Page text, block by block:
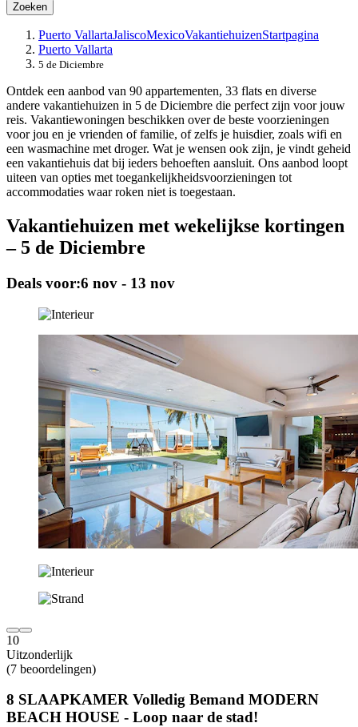
Zoeken
Puerto VallartaJaliscoMexicoVakantiehuizenStartpagina
Puerto Vallarta
5 de Diciembre
Ontdek een aanbod van 90 appartementen, 33 flats en diverse
andere vakantiehuizen in 5 de Diciembre die perfect zijn voor jouw
reis. Vakantiewoningen beschikken over de beste voorzieningen
voor jou en je vrienden of familie, of zelfs je huisdier, zoals wifi en
een wasmachine met droger. Wat je wensen ook zijn, je vindt geheid
een vakantiehuis dat bij ieders behoeften aansluit. Ons aanbod loopt
uiteen van opties met toegankelijkheidsvoorzieningen tot
accommodaties waar roken niet is toegestaan.
Vakantiehuizen met wekelijkse kortingen
– 5 de Diciembre
Deals voor:6 nov - 13 nov
10
Uitzonderlijk
(7 beoordelingen)
8 SLAAPKAMER Volledig Bemand MODERN
BEACH HOUSE - Loop naar de stad!